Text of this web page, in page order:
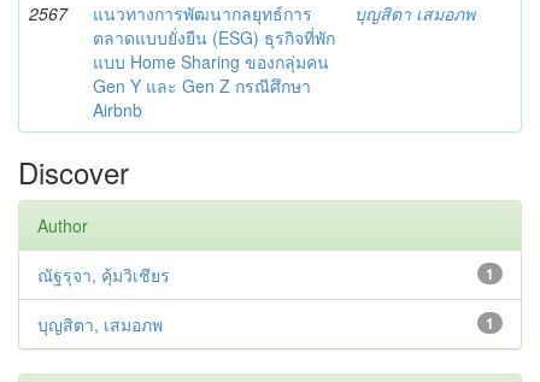
2567
แนวทางการพัฒนากลยุทธ์การ
ตลาดแบบยั่งยืน (ESG) ธุรกิจที่พัก
แบบ Home Sharing ของกลุ่มคน
Gen Y และ Gen Z กรณีศึกษา
Airbnb
บุญสิตา เสมอภพ
Discover
Author
1
ณัฐรุจา, คุ้มวิเชียร
1
บุญสิตา, เสมอภพ